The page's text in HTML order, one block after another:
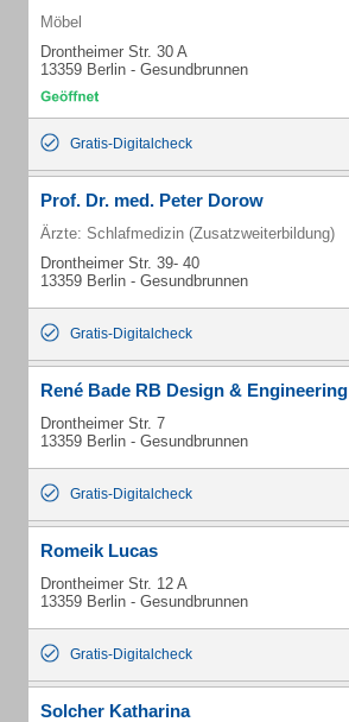
Möbel
Drontheimer Str. 30 A
13359 Berlin - Gesundbrunnen
Gratis-Digitalcheck
Prof. Dr. med. Peter Dorow
Ärzte: Schlafmedizin (Zusatzweiterbildung)
Drontheimer Str. 39- 40
13359 Berlin - Gesundbrunnen
Gratis-Digitalcheck
René Bade RB Design & Engineering
Drontheimer Str. 7
13359 Berlin - Gesundbrunnen
Gratis-Digitalcheck
Romeik Lucas
Drontheimer Str. 12 A
13359 Berlin - Gesundbrunnen
Gratis-Digitalcheck
Solcher Katharina